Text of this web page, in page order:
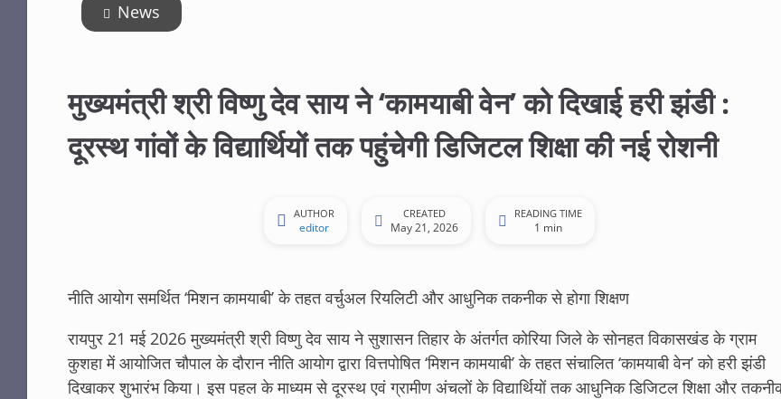
News
मुख्यमंत्री श्री विष्णु देव साय ने ‘कामयाबी वेन’ को दिखाई हरी झंडी :
दूरस्थ गांवों के विद्यार्थियों तक पहुंचेगी डिजिटल शिक्षा की नई रोशनी
AUTHOR
editor
CREATED
May 21, 2026
READING TIME
1 min
नीति आयोग समर्थित ‘मिशन कामयाबी’ के तहत वर्चुअल रियलिटी और आधुनिक तकनीक से होगा शिक्षण
रायपुर 21 मई 2026 मुख्यमंत्री श्री विष्णु देव साय ने सुशासन तिहार के अंतर्गत कोरिया जिले के सोनहत विकासखंड के ग्राम
कुशहा में आयोजित चौपाल के दौरान नीति आयोग द्वारा वित्तपोषित ‘मिशन कामयाबी’ के तहत संचालित ‘कामयाबी वेन’ को हरी झंडी
दिखाकर शुभारंभ किया। इस पहल के माध्यम से दूरस्थ एवं ग्रामीण अंचलों के विद्यार्थियों तक आधुनिक डिजिटल शिक्षा और